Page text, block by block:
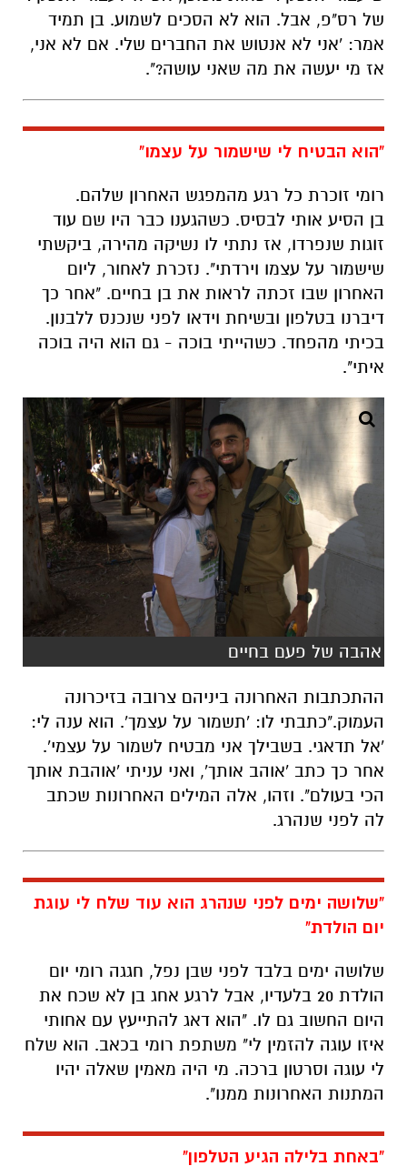
"הוא הבטיח לי שישמור על עצמו"
רומי זוכרת כל רגע מהמפגש האחרון שלהם.
בןהסיע אותי לבסיס. כשהגענו כבר היו שם עוד
זוגות שנפרדו, אז נתתי לו נשיקה מהירה, ביקשתי
האחרון שבו זכתה לראות את בן בחיים. "אחר כך
דיברנו בטלפון ובשיחת וידאו לפני שנכנס ללבנון.
בכיתי מהפחד. כשהייתי בוכה - גם הוא היה בוכה
איתי".
אהבה של פעם בחיים
ההתכתבות האחרונה ביניהם צרובה בזיכרונה
"כתבתי לו: 'תשמור על עצמך'. הוא ענה לי:
'אל תדאגי. בשבילך אני מבטיח לשמור על עצמי'.
הכי בעולם". וזהו, אלה המילים האחרונות שכתב
לה לפני שנהרג.
"שלושה ימים לפני שנהרג הוא עוד שלח לי עוגת
שלושה ימים בלבד לפני שבן נפל, חגגה רומי יום
הולדת 20 בלעדיו, אבל לרגע אחג בן לא שכח את
היום החשוב גם לו.
לי עוגה וסרטון ברכה. מי היה מאמין שאלה יהיו
המתנות האחרונות ממנו".
"באחת בלילה הגיע הטלפון"
לעולם.